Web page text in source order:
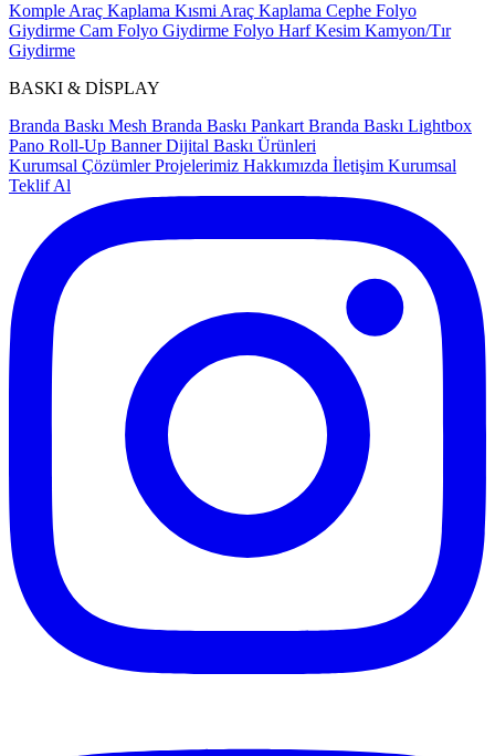
Komple Araç Kaplama Kısmi Araç Kaplama Cephe Folyo
Giydirme Cam Folyo Giydirme Folyo Harf Kesim Kamyon/Tır
Giydirme
BASKI & DİSPLAY
Branda Baskı Mesh Branda Baskı Pankart Branda Baskı Lightbox
Pano Roll-Up BannerDijital Baskı Ürünleri
Kurumsal ÇözümlerProjelerimiz Hakkımızda İletişim Kurumsal
Teklif Al